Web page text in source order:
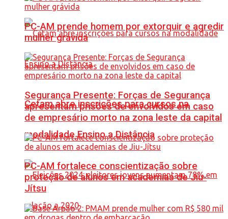
Cetam abre inscrições para cursos na
modalidade Ensino a Distância
PC-AM prende homem por extorquir e agredir
mulher grávida
Segurança Presente: Forças de Segurança
apresentam prisões de envolvidos em caso
de empresário morto na zona leste da capital
PC-AM fortalece conscientização sobre
proteção de alunos em academias de Jiu-
Jítsu